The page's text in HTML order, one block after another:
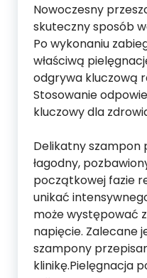
Nowoczesny
skuteczny sposób
Po wykonaniu
właściwą
odgrywa kluczową
Stosowanie
kluczowy dla
Delikatny szampon
łagodny,
początkowej fazie
unikać
może występować
napięcie. Zalecane
szampony
klinikę.Pielęgnacja